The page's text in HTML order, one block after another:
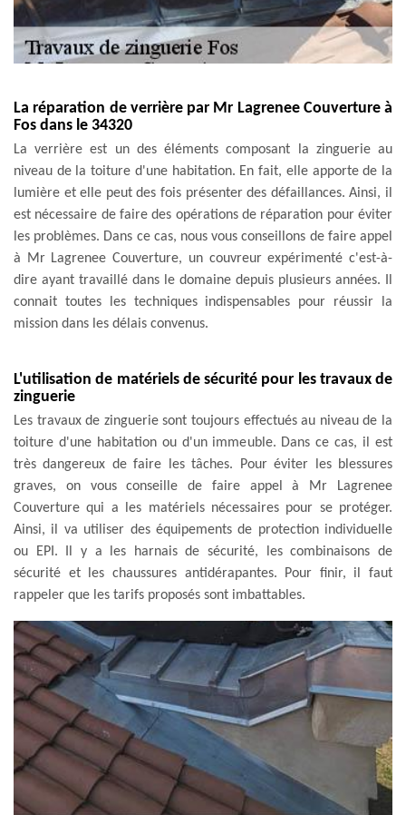
La réparation de verrière par Mr Lagrenee Couverture à
Fos dans le 34320
La verrière est un des éléments composant la zinguerie au
niveau de la toiture d'une habitation. En fait, elle apporte de la
lumière et elle peut des fois présenter des défaillances. Ainsi, il
est nécessaire de faire des opérations de réparation pour éviter
les problèmes. Dans ce cas, nous vous conseillons de faire appel
à Mr Lagrenee Couverture, un couvreur expérimenté c'est-à-
dire ayant travaillé dans le domaine depuis plusieurs années. Il
connait toutes les techniques indispensables pour réussir la
mission dans les délais convenus.
L'utilisation de matériels de sécurité pour les travaux de
zinguerie
Les travaux de zinguerie sont toujours effectués au niveau de la
toiture d'une habitation ou d'un immeuble. Dans ce cas, il est
très dangereux de faire les tâches. Pour éviter les blessures
graves, on vous conseille de faire appel à Mr Lagrenee
Couverture qui a les matériels nécessaires pour se protéger.
Ainsi, il va utiliser des équipements de protection individuelle
ou EPI. Il y a les harnais de sécurité, les combinaisons de
sécurité et les chaussures antidérapantes. Pour finir, il faut
rappeler que les tarifs proposés sont imbattables.